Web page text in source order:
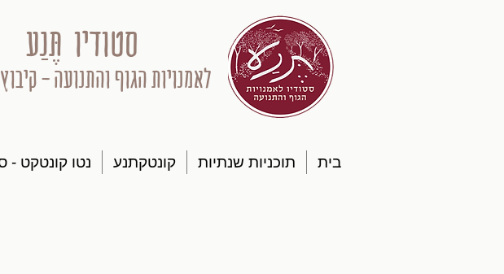
סטודיו תֶּנַע
לאמנויות הגוף והתנועה -
בית תוכניות שנתיות קונטקתנע נטו קונטקט -